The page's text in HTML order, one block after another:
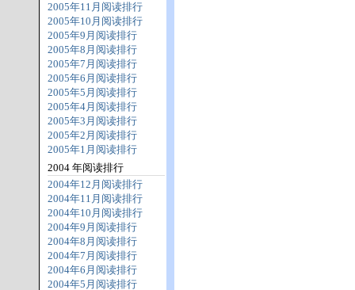
2005年11月阅读排行
2005年10月阅读排行
2005年9月阅读排行
2005年8月阅读排行
2005年7月阅读排行
2005年6月阅读排行
2005年5月阅读排行
2005年4月阅读排行
2005年3月阅读排行
2005年2月阅读排行
2005年1月阅读排行
2004 年阅读排行
2004年12月阅读排行
2004年11月阅读排行
2004年10月阅读排行
2004年9月阅读排行
2004年8月阅读排行
2004年7月阅读排行
2004年6月阅读排行
2004年5月阅读排行